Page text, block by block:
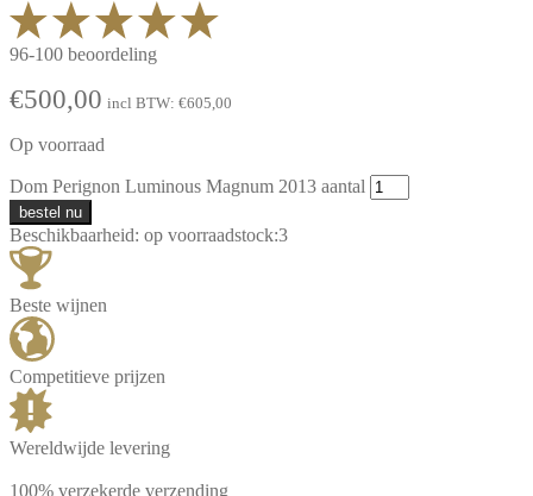
96-100 beoordeling
€500,00 incl BTW: €605,00
Op voorraad
Dom Perignon Luminous Magnum 2013 aantal
bestel nu
Beschikbaarheid: op voorraadstock:3
Beste wijnen
Competitieve prijzen
Wereldwijde levering
100% verzekerde verzending